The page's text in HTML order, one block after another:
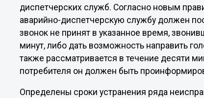
диспетчерских служб. Согласно новым
аварийно-диспетчерскую службу должен
звонок не принят в указанное время,
минут, либо дать возможность направить
также рассматривается в течение десяти
потребителя он должен быть
Определены сроки устранения ряда